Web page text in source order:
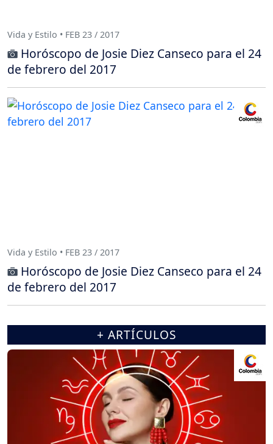
Vida y Estilo • FEB 23 / 2017
Horóscopo de Josie Diez Canseco para el 24
de febrero del 2017
Vida y Estilo • FEB 23 / 2017
Horóscopo de Josie Diez Canseco para el 24
de febrero del 2017
+ ARTÍCULOS